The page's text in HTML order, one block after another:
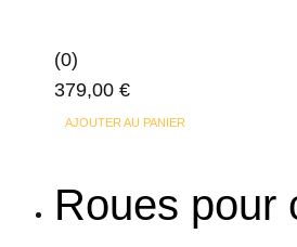
(0)
379,00 €
AJOUTER AU PANIER
Roues pour